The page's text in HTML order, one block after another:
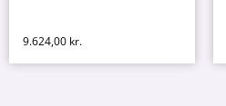
9.624,00 kr.